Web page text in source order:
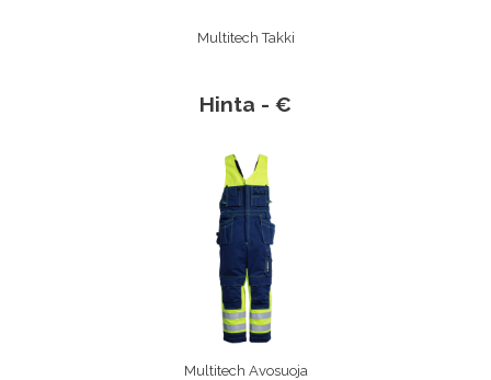
Multitech Takki
Hinta - €
Multitech Avosuoja